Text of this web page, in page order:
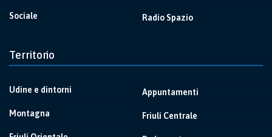
Sociale Radio Spazio
Territorio
Udine e dintorni
Montagna
Appuntamenti
Friuli Centrale